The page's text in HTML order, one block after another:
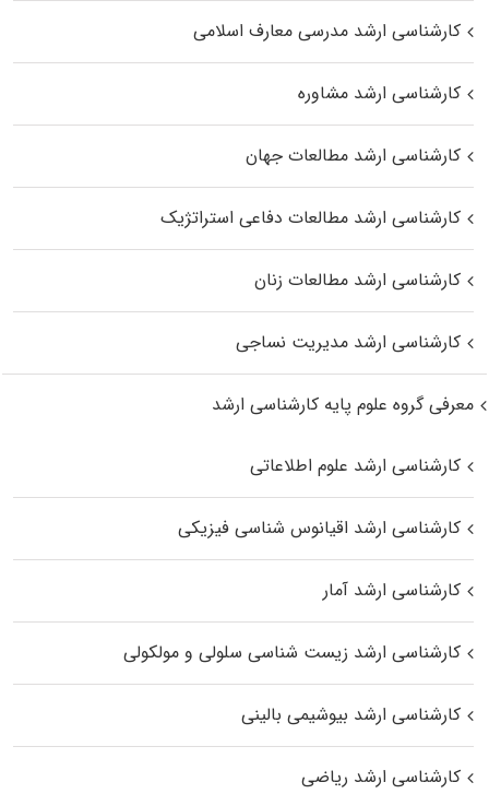
کارشناسی ارشد مدرسی معارف اسلامی
کارشناسی ارشد مشاوره
کارشناسی ارشد مطالعات جهان
کارشناسی ارشد مطالعات دفاعی استراتژیک
کارشناسی ارشد مطالعات زنان
کارشناسی ارشد مدیریت نساجی
معرفی گروه علوم پایه کارشناسی ارشد
کارشناسی ارشد علوم اطلاعاتی
کارشناسی ارشد اقیانوس‌ شناسی فیزیکی
کارشناسی ارشد آمار
کارشناسی ارشد زیست شناسی سلولی و مولکولی
کارشناسی ارشد بیوشیمی بالینی
کارشناسی ارشد ریاضی